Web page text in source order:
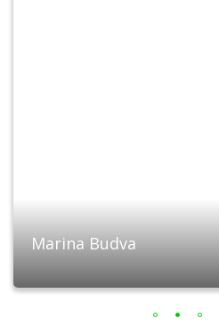
Marina Budva